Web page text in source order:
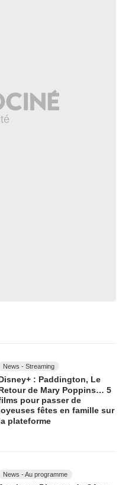
News - Streaming
Disney+ : Paddington, Le
de Mary Poppins… 5
pour passer de
fêtes en famille sur
plateforme
News - Au programme